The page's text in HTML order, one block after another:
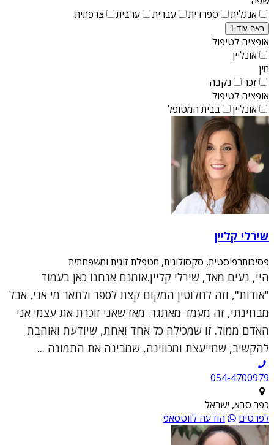
אנגלית
ספרדית עברית ערבית צרפתית
ראה עוד 1
אופציה לטיפול
אונליין
מין
זכר
נקבה
אופציה לטיפול
אונליין
בבית המטופל
שירלי קליין
פסיכותרפיסטית, סקסולוגית, מטפלת זוגית ומשפחתית
היי, נעים מאד, שירלי קליין.אומנם אנחנו כאן בעמוד
"אודות", וזה לחלוטין המקום קצת לספר ולתאר מי אני, אבל
מבחינתי, זה מעמד מאתגר. מאז שאני זוכרת את עצמי אני
האדם ממול. זו שמכילה כל אחד ואחת, שיודעת ואוהבת
להקשיב, שמייעצת ומכווינה, שמבינה את התמונה ...
054-4700979
כפר סבא, ישראל
לפרטים
הודעה לווטסאפ